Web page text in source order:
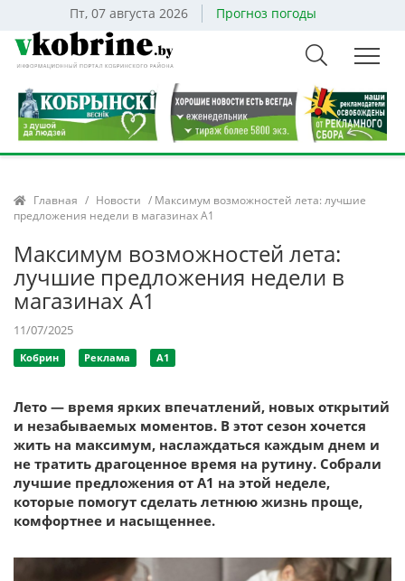
Пт, 07 августа 2026 Прогноз погоды
Главная / Новости / Максимум возможностей лета: лучшие
предложения недели в магазинах А1
Максимум возможностей лета:
лучшие предложения недели в
магазинах А1
11/07/2025
Кобрин Реклама А1
Лето — время ярких впечатлений, новых открытий
и незабываемых моментов. В этот сезон хочется
жить на максимум, наслаждаться каждым днем и
не тратить драгоценное время на рутину. Собрали
лучшие предложения от А1 на этой неделе,
которые помогут сделать летнюю жизнь проще,
комфортнее и насыщеннее.